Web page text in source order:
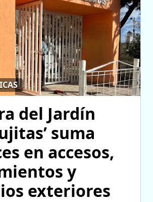
del Jardín
suma
en accesos,
y
exteriores